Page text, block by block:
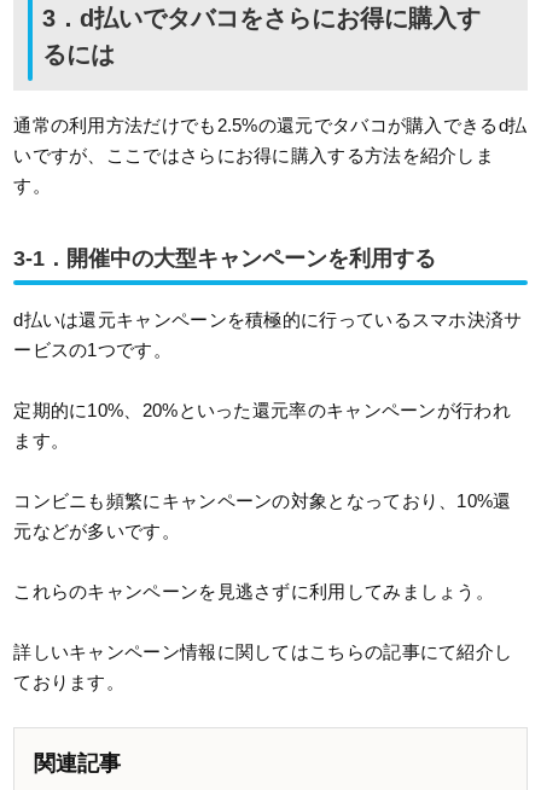
3．d払いでタバコをさらにお得に購入す
るには
通常の利用方法だけでも2.5%の還元でタバコが購入できるd払
いですが、ここではさらにお得に購入する方法を紹介しま
す。
3-1．開催中の大型キャンペーンを利用する
d払いは還元キャンペーンを積極的に行っているスマホ決済サ
ービスの1つです。
定期的に10%、20%といった還元率のキャンペーンが行われ
ます。
コンビニも頻繁にキャンペーンの対象となっており、10%還
元などが多いです。
これらのキャンペーンを見逃さずに利用してみましょう。
詳しいキャンペーン情報に関してはこちらの記事にて紹介し
ております。
関連記事